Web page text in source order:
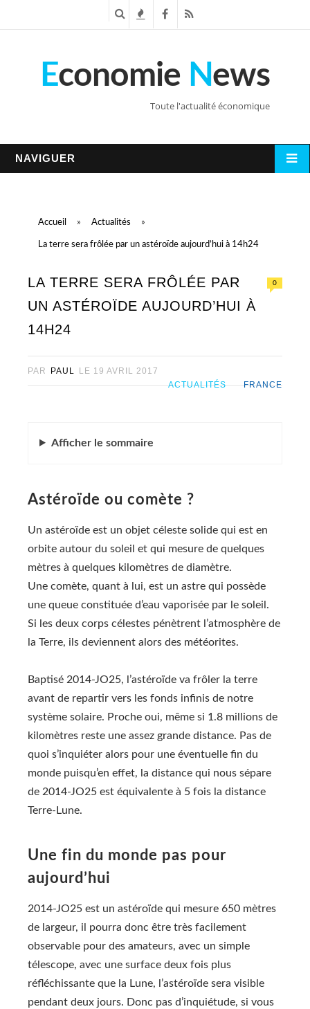
c n
s
F
c
R
S
Economie News
Toute l'actualité économique
NAVIGUER
Accueil » Actualités »
La terre sera frôlée par un astéroïde aujourd’hui à 14h24
LA TERRE SERA FRÔLÉE PAR
UN ASTÉROÏDE AUJOURD’HUI À
14H24
0
PAR PAUL LE 19 AVRIL 2017
ACTUALITÉS
FRANCE
Afficher le sommaire
Astéroïde ou comète ?
Un astéroïde est un objet céleste solide qui est en
orbite autour du soleil et qui mesure de quelques
mètres à quelques kilomètres de diamètre.
Une comète, quant à lui, est un astre qui possède
une queue constituée d’eau vaporisée par le soleil.
Si les deux corps célestes pénètrent l’atmosphère de
la Terre, ils deviennent alors des météorites.
Baptisé 2014-JO25, l’astéroïde va frôler la terre
avant de repartir vers les fonds infinis de notre
système solaire. Proche oui, même si 1.8 millions de
kilomètres reste une assez grande distance. Pas de
quoi s’inquiéter alors pour une éventuelle fin du
monde puisqu’en effet, la distance qui nous sépare
de 2014-JO25 est équivalente à 5 fois la distance
Terre-Lune.
Une fin du monde pas pour
aujourd’hui
2014-JO25 est un astéroïde qui mesure 650 mètres
de largeur, il pourra donc être très facilement
observable pour des amateurs, avec un simple
télescope, avec une surface deux fois plus
réfléchissante que la Lune, l’astéroïde sera visible
pendant deux jours. Donc pas d’inquiétude, si vous